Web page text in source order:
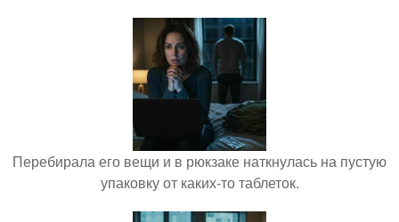
Перебирала его вещи и в рюкзаке наткнулась на пустую
упаковку от каких-то таблеток.